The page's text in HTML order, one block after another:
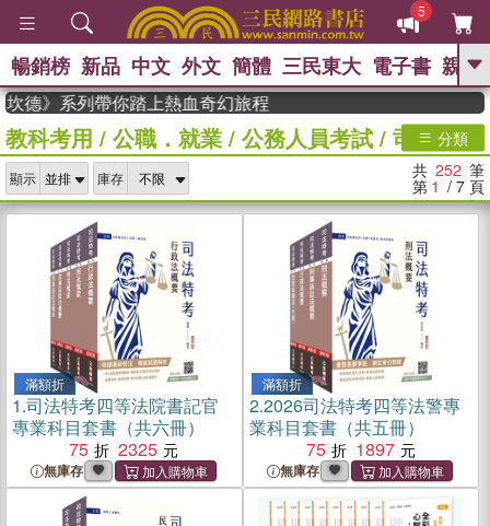
5
GO
熱搜： 東野圭吾 、 高希均教授回憶錄
、 The Odyssey 、 父親節 、 如果歷
國際布克
獎 臺灣漫遊錄 、 方念華 、 台灣的李
數學女孩：黎曼猜想
偉大的迷走神經
暢銷榜 新品 中文 外文 簡體 三民東大 電子書 親子
列帶你踏上熱血奇幻旅程
教科考用 / 公職．就業/ 公務人員考試/ 司法特考
分類
顯示 庫存 共 252 筆
第 1 / 7 頁
滿額折
1.司法特考四等法院書記官
專業科目套書（共六冊）
75
2325
無庫存
滿額折
2.2026司法特考四等法警專
業科目套書（共五冊）
75
1897
無庫存